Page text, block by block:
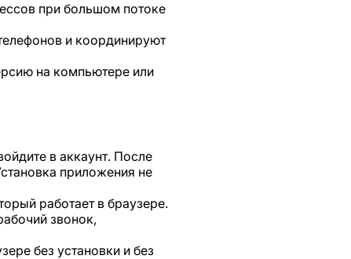
при большом потоке
и координируют
на компьютере или
в аккаунт. После
приложения не
работает в браузере.
звонок,
без установки и без